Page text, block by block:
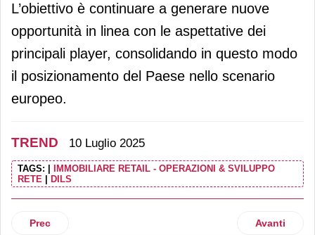
L’obiettivo è continuare a generare nuove
opportunità in linea con le aspettative dei
principali player, consolidando in questo modo
il posizionamento del Paese nello scenario
europeo.
TREND 10 Luglio 2025
TAGS:
IMMOBILIARE RETAIL - OPERAZIONI & SVILUPPO
RETE
DILS
Articolo precedente: GS1 Italy presenta l’Annual report
Prec Articolo
Avanti